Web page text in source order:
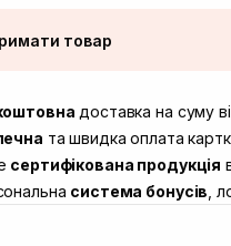
товар
м. Луцьк, вул.
м. Львів, вул.
Lake)
м. Львів, вул. Івана
м. Львів, вул.
доставка на суму
та швидка оплата
сертифікована продукція
система бонусів ,